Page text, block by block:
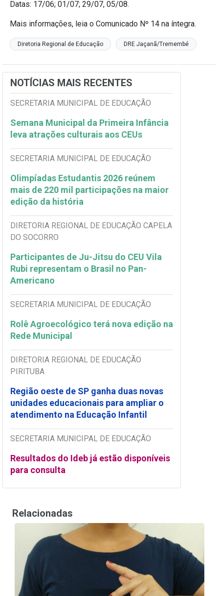
Datas: 17/06; 01/07; 29/07, 05/08.
Mais informações, leia o Comunicado Nº 14 na íntegra.
Diretoria Regional de Educação DRE Jaçanã/Tremembé
NOTÍCIAS MAIS RECENTES
SECRETARIA MUNICIPAL DE EDUCAÇÃO
Semana Municipal da Primeira Infância
leva atrações culturais aos CEUs
SECRETARIA MUNICIPAL DE EDUCAÇÃO
Olimpíadas Estudantis 2026 reúnem
mais de 220 mil participações na maior
edição da história
DIRETORIA REGIONAL DE EDUCAÇÃO CAPELA
DO SOCORRO
Participantes de Ju-Jitsu do CEU Vila
Rubi representam o Brasil no Pan-
Americano
SECRETARIA MUNICIPAL DE EDUCAÇÃO
Rolê Agroecológico terá nova edição na
Rede Municipal
DIRETORIA REGIONAL DE EDUCAÇÃO
PIRITUBA
Região oeste de SP ganha duas novas
unidades educacionais para ampliar o
atendimento na Educação Infantil
SECRETARIA MUNICIPAL DE EDUCAÇÃO
Resultados do Ideb já estão disponíveis
para consulta
Relacionadas